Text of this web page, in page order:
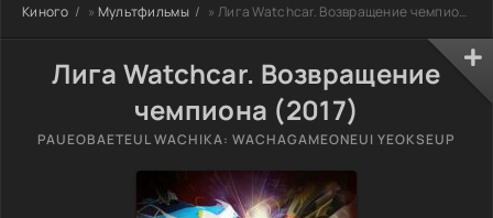
Киного » Мультфильмы » Лига Watchcar. Возвращение чемпиона
Лига Watchcar. Возвращение
чемпиона (2017)
PAUEOBAETEUL WACHIKA: WACHAGAMEONEUI YEOKSEUP